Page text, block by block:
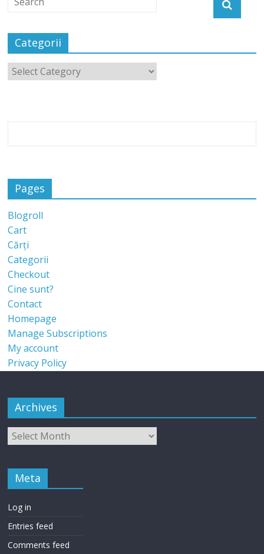
Categorii
Pages
Blogroll
Cart
Cărți
Categorii
Checkout
Cine sunt?
Contact
Homepage
Manage Subscriptions
My account
Privacy Policy
Archives
Meta
Log in
Entries feed
Comments feed